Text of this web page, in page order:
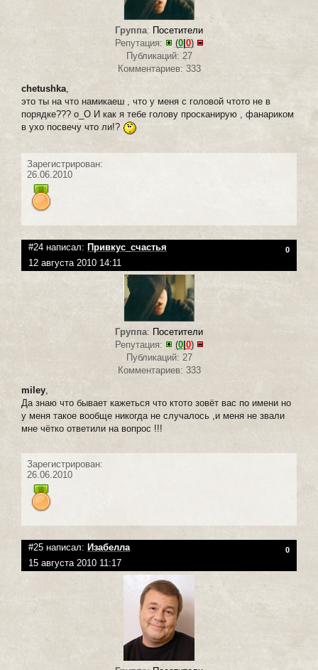
Группа: Посетители
Репутация:
(0| 0)
Публикаций: 27
Комментариев: 333
chetushka,
это ты на что намикаеш , что у меня с головой чтото не в
порядке??? о_О И как я тебе голову просканирую , фанариком
в ухо посвечу что ли!?
Зарегистрирован:
26.06.2010
#24 написал: Привкус_счастья 0
12 августа 2010 14:11
Группа: Посетители
Репутация:
(0| 0)
Публикаций: 27
Комментариев: 333
miley,
Да знаю что бывает кажеться что ктото зовёт вас по имени но
у меня такое вообще никогда не случалось ,и меня не звали
мне чётко ответили на вопрос !!!
Зарегистрирован:
26.06.2010
#25 написал: Изабелла 0
15 августа 2010 11:17